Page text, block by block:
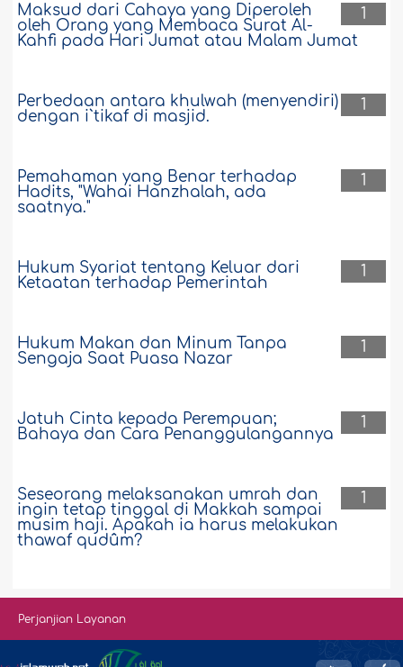
1
Maksud dari Cahaya yang Diperoleh
oleh Orang yang Membaca Surat Al-
Kahfi pada Hari Jumat atau Malam Jumat
1
Perbedaan antara khulwah (menyendiri)
dengan i`tikaf di masjid.
1
Pemahaman yang Benar terhadap
Hadits, "Wahai Hanzhalah, ada
saatnya."
1
Hukum Syariat tentang Keluar dari
Ketaatan terhadap Pemerintah
1
Hukum Makan dan Minum Tanpa
Sengaja Saat Puasa Nazar
1
Jatuh Cinta kepada Perempuan;
Bahaya dan Cara Penanggulangannya
1
Seseorang melaksanakan umrah dan
ingin tetap tinggal di Makkah sampai
musim haji. Apakah ia harus melakukan
thawaf qudûm?
Perjanjian Layanan